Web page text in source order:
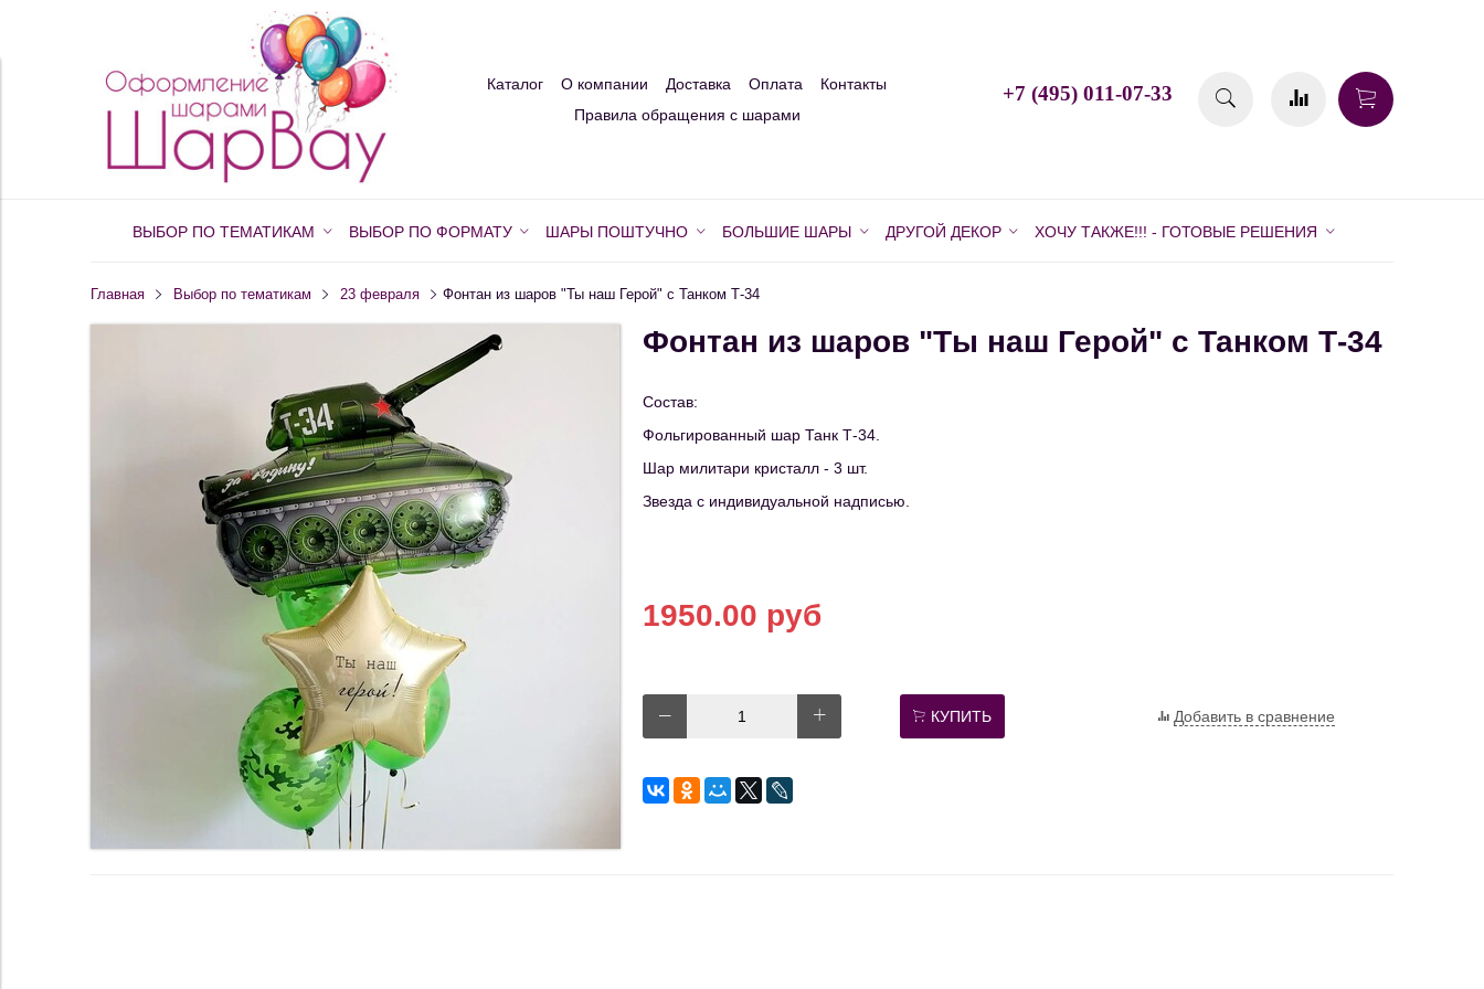
Каталог О компании Доставка Оплата
Контакты
Правила обращения с шарами
+7 (495) 011-07-33
ВЫБОР ПО ТЕМАТИКАМ ВЫБОР ПО ФОРМАТУ ШАРЫ ПОШТУЧНО БОЛЬШИЕ ШАРЫ ДРУГОЙ ДЕКОР ХОЧУ ТАКЖЕ!!! - ГОТОВЫЕ РЕШЕНИЯ
Главная Выбор по тематикам 23 февраля Фонтан из шаров "Ты наш Герой" с Танком Т-34
Фонтан из шаров "Ты наш Герой" с Танком Т-34
Состав:
Фольгированный шар Танк Т-34.
Шар милитари кристалл - 3 шт.
Звезда с индивидуальной надписью.
1950.00 руб
КУПИТЬ Добавить в сравнение